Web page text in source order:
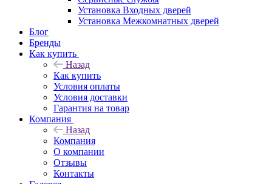
Установка Входных дверей
Установка Межкомнатных дверей
Блог
Бренды
Как купить
Назад
Как купить
Условия оплаты
Условия доставки
Гарантия на товар
Компания
Назад
Компания
О компании
Отзывы
Контакты